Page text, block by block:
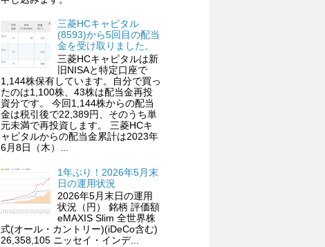
三菱HCキャピタル
(8593)から5回目の配当
金を受け取りました。
三菱HCキャピタルは新
旧NISAと特定口座で
1,144株保有しています。自分で買っ
たのは1,100株、43株は配当金再投
資分です。 今回1,144株からの配当
金は税引後で22,389円、そのうち単
元未満で再投資します。 三菱HCキ
ャピタルからの配当金累計は2023年
6月8日（木）...
1年ぶり！2026年5月末
日の運用状況
2026年5月末日の運用
状況（円） 銘柄 評価額
eMAXIS Slim 全世界株
式(オール・カントリー)(iDeCo含む)
26,358,105 ニッセイ・インデ...